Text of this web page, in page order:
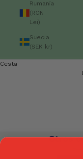
Rumanía
(RON
Lei)
Suecia
(SEK kr)
Cesta
Otros